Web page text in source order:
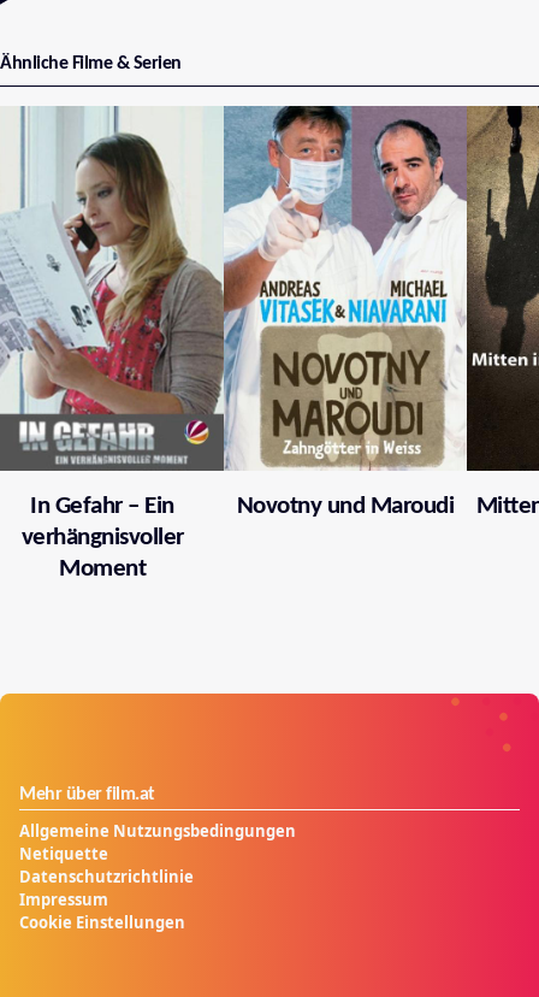
Ähnliche Filme & Serien
In Gefahr – Ein
verhängnisvoller
Moment
Novotny und Maroudi
Mehr über film.at
Allgemeine Nutzungsbedingungen
Netiquette
Datenschutzrichtlinie
Impressum
Cookie Einstellungen